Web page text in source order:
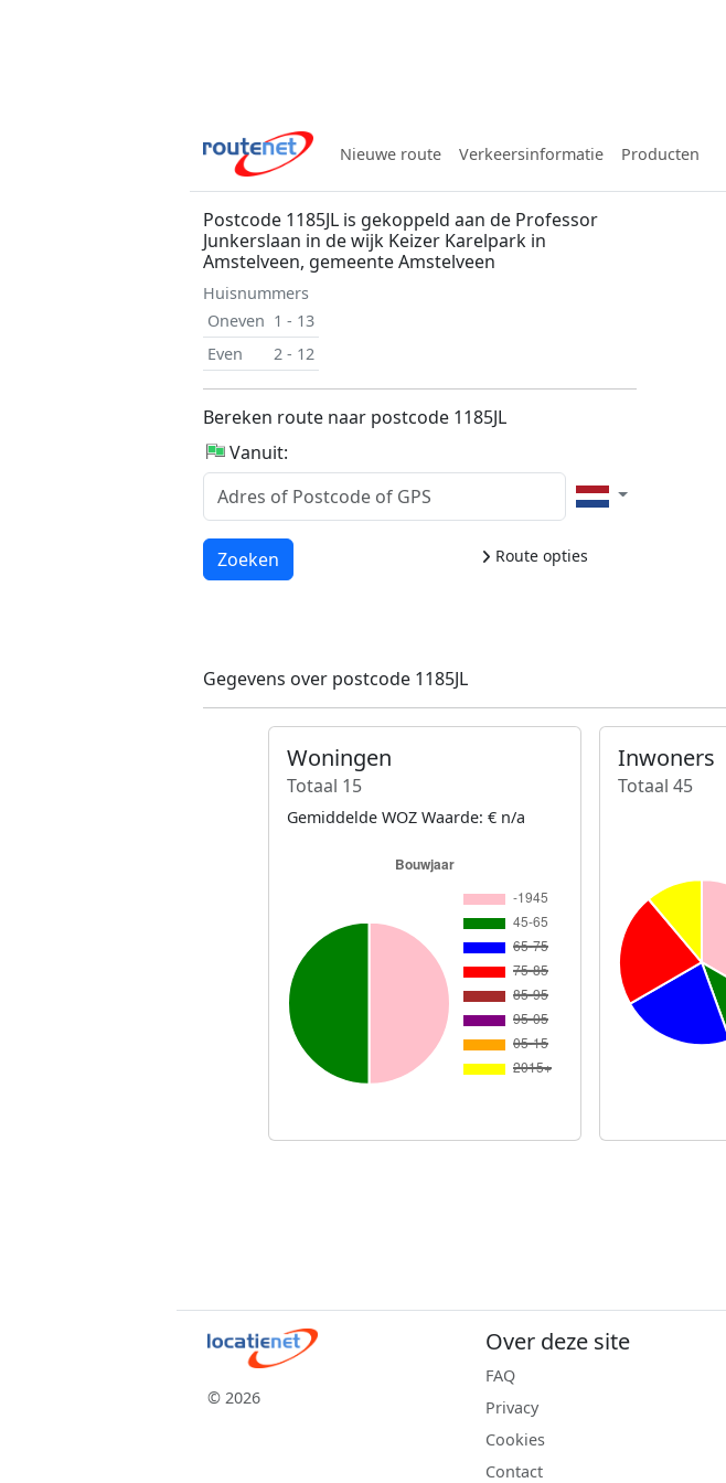
Nieuwe route Verkeersinformatie Producten
Postcode 1185JL is gekoppeld aan de Professor
Junkerslaan in de wijk Keizer Karelpark in
Amstelveen, gemeente Amstelveen
Huisnummers
Oneven 1 - 13
Even
2 - 12
Bereken route naar postcode 1185JL
Vanuit:
Route opties
Laden...
Zoeken
Gegevens over postcode 1185JL
Woningen
Totaal 15
Gemiddelde WOZ Waarde: € n/a
Inwoners
Totaal 45
© 2026
Over deze site
FAQ
Privacy
Cookies
Contact